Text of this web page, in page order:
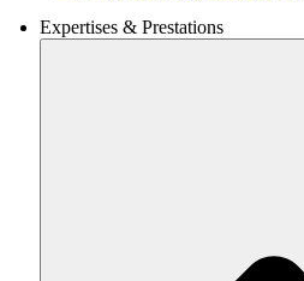
Expertises & Prestations